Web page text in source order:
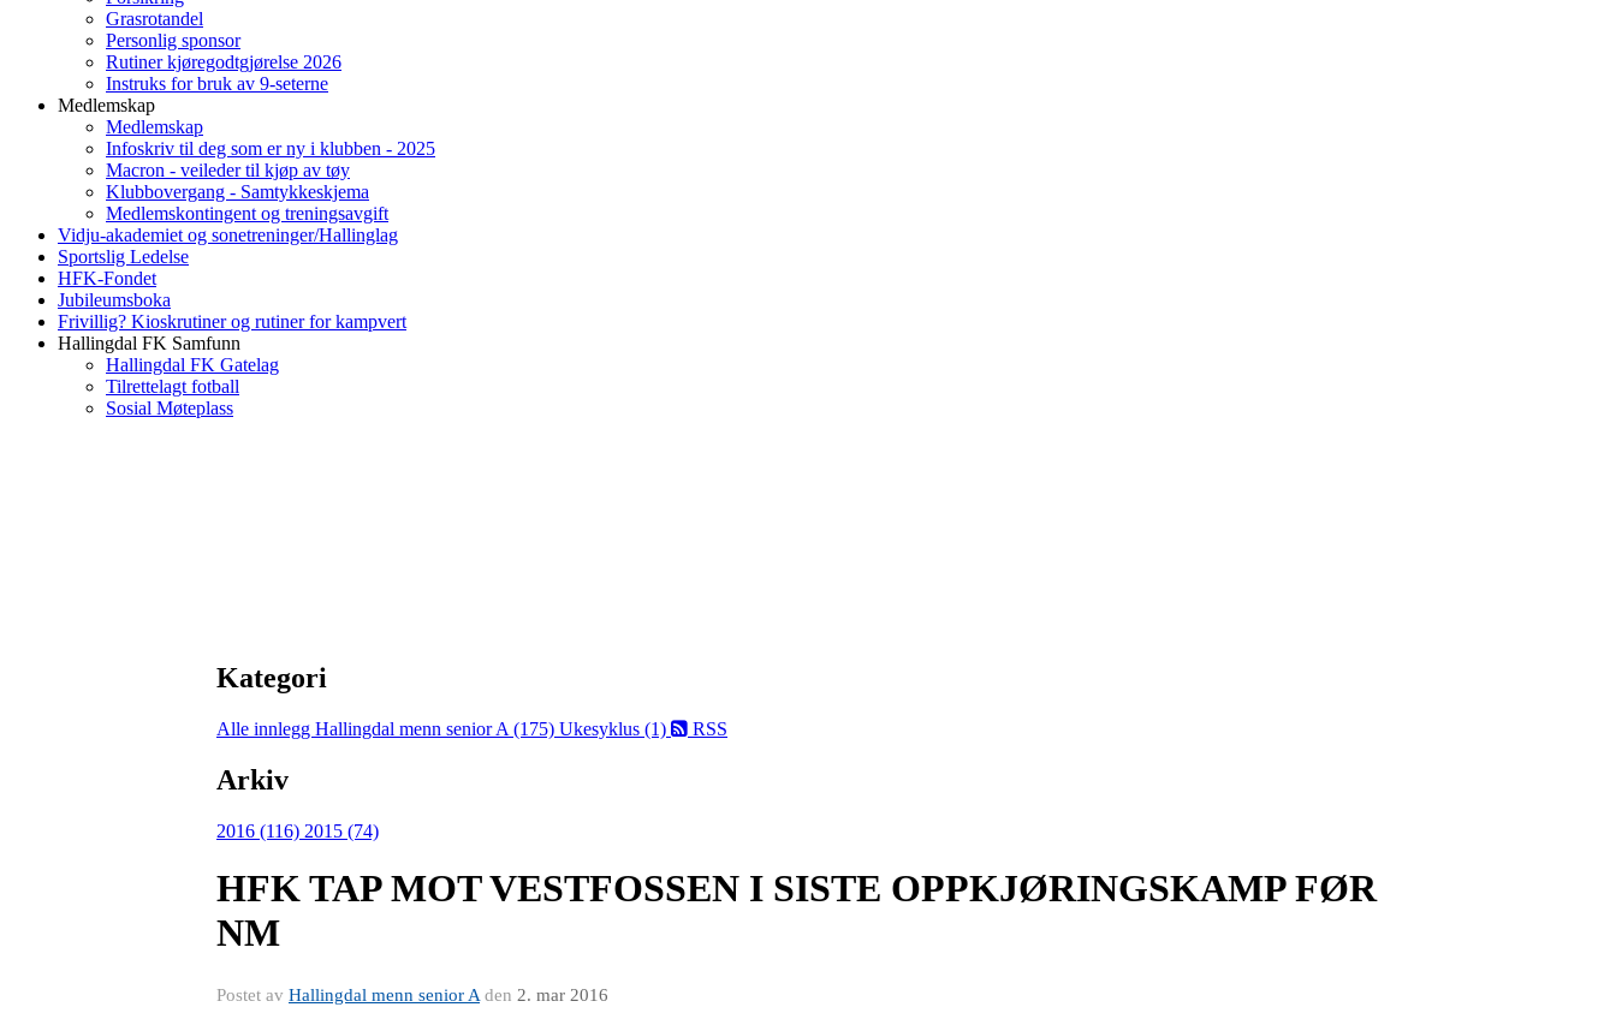
Grasrotandel
Personlig sponsor
Rutiner kjøregodtgjørelse 2026
Instruks for bruk av 9-seterne
Medlemskap
Medlemskap
Infoskriv til deg som er ny i klubben - 2025
Macron - veileder til kjøp av tøy
Klubbovergang - Samtykkeskjema
Medlemskontingent og treningsavgift
Vidju-akademiet og sonetreninger/Hallinglag
Sportslig Ledelse
HFK-Fondet
Jubileumsboka
Frivillig? Kioskrutiner og rutiner for kampvert
Hallingdal FK Samfunn
Hallingdal FK Gatelag
Tilrettelagt fotball
Sosial Møteplass
Kategori
Alle innlegg Hallingdal menn senior A (175) Ukesyklus (1) RSS
Arkiv
2016 (116) 2015 (74)
HFK TAP MOT VESTFOSSEN I SISTE OPPKJØRINGSKAMP FØR
NM
Postet av Hallingdal menn senior A den 2. mar 2016